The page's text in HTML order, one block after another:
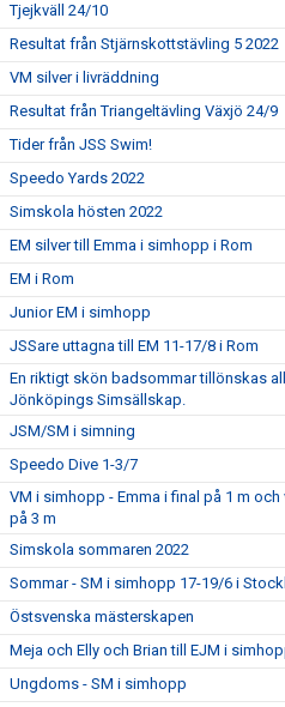
Tjejkväll 24/10
Resultat från Stjärnskottstävling 5 2022
VM silver i livräddning
Resultat från Triangeltävling Växjö 24/9
Tider från JSS Swim!
Speedo Yards 2022
Simskola hösten 2022
EM silver till Emma i simhopp i Rom
EM i Rom
Junior EM i simhopp
JSSare uttagna till EM 11-17/8 i Rom
En riktigt skön badsommar tillönskas
Jönköpings Simsällskap.
JSM/SM i simning
Speedo Dive 1-3/7
VM i simhopp - Emma i final på 1 m och
på 3 m
Simskola sommaren 2022
Sommar - SM i simhopp 17-19/6 i
Östsvenska mästerskapen
Meja och Elly och Brian till EJM i
Ungdoms - SM i simhopp